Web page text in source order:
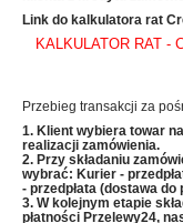
Link do kalkulatora rat
KALKULATOR RAT -
Przebieg transakcji za
1. Klient wybiera towar
realizacji zamówienia.
2. Przy składaniu
wybrać: Kurier -
- przedpłata (dostawa do
3. W kolejnym etapie
płatności Przelewy24,